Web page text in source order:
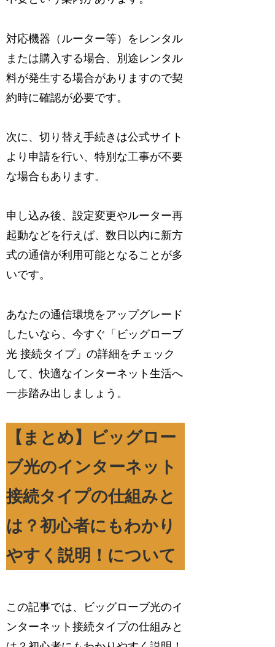
対応機器（ルーター等）をレンタル
または購入する場合、別途レンタル
料が発生する場合がありますので契
約時に確認が必要です。
次に、切り替え手続きは公式サイト
より申請を行い、特別な工事が不要
な場合もあります。
申し込み後、設定変更やルーター再
起動などを行えば、数日以内に新方
式の通信が利用可能となることが多
いです。
あなたの通信環境をアップグレード
したいなら、今すぐ「ビッグローブ
光 接続タイプ」の詳細をチェック
して、快適なインターネット生活へ
一歩踏み出しましょう。
【まとめ】ビッグロー
ブ光のインターネット
接続タイプの仕組みと
は？初心者にもわかり
やすく説明！について
この記事では、ビッグローブ光のイ
ンターネット接続タイプの仕組みと